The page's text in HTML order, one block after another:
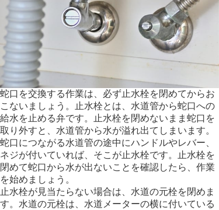
蛇口を交換する作業は、必ず止水栓を閉めてからお
こないましょう。止水栓とは、水道管から蛇口への
給水を止める弁です。止水栓を閉めないまま蛇口を
取り外すと、水道管から水が溢れ出てしまいます。
蛇口につながる水道管の途中にハンドルやレバー、
ネジが付いていれば、そこが止水栓です。止水栓を
閉めて蛇口から水が出ないことを確認したら、作業
を始めましょう。
止水栓が見当たらない場合は、水道の元栓を閉めま
す。水道の元栓は、水道メーターの横に付いている